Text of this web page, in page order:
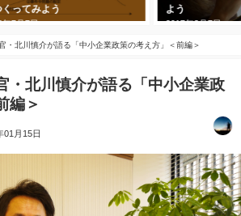
くってみよう
年7月7日
よう
2017年3月7日
・北川慎介が語る「中小企業政策の考え方」＜前編＞
・北川慎介が語る「中小企業政
編＞
01月15日